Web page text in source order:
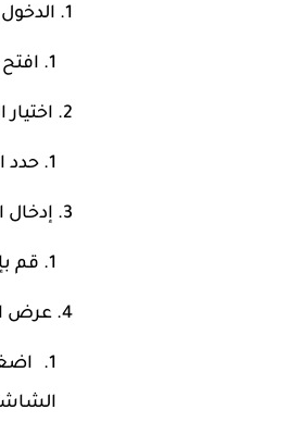
حدد
إدخال
قم
عرض